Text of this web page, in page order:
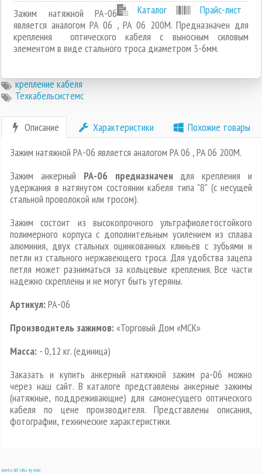
Каталог
Прайс-лист
Зажим натяжной РА-06
является аналогом PA 06 , PA 06 200M. Предназначен для
крепления оптического кабеля с выносным силовым
элементом в виде стального троса диаметром 3-6мм.
крепление кабеля
Техкабельсистемс
Описание Характеристики
Похожие товары
Зажим натяжной РА-06 является аналогом PA 06 , PA 06 200M.
Зажим анкерный РА-06 предназначендля крепления и
удержания в натянутом состоянии кабеля типа "8" (с несущей
стальной проволокой или тросом).
Зажим состоит из высокопрочного ультрафиолетостойкого
полимерного корпуса с дополнительным усилением из сплава
алюминия, двух стальных оцинкованных клиньев с зубьями и
петли из стального нержавеющего троса. Для удобства зацепа
петля может разниматься за кольцевые крепления. Все части
надежно скреплены и не могут быть утеряны.
Артикул:РА-06
Производитель зажимов:«Торговый Дом «МСК»
Масса: - 0,12 кг. (единица)
Заказать и купить анкерный натяжной зажим pa-06 можно
через наш сайт. В каталоге представлены анкерные зажимы
(натяжные, поддреживающие) для самонесущего оптического
кабеля по цене производителя. Представлены описания,
фотографии, технические характеристики.
Joomla SEF URLs by Artio